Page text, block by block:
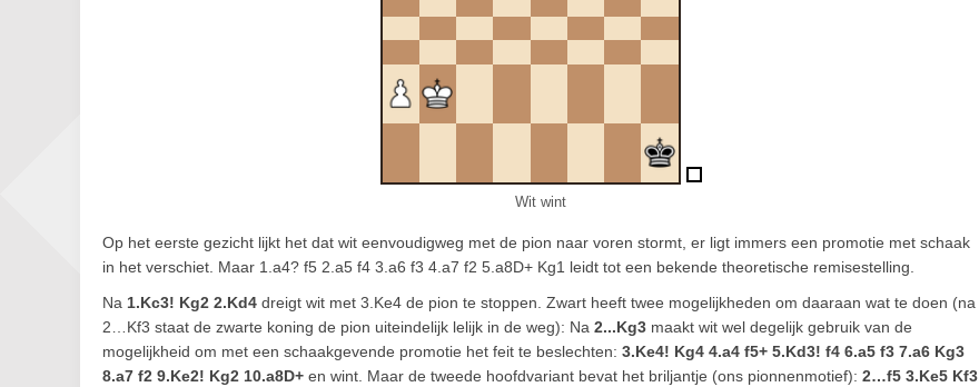
Wit wint
Op het eerste gezicht lijkt het dat wit eenvoudigweg met de pion naar voren stormt, er ligt immers een promotie met schaak
in het verschiet. Maar 1.a4? f5 2.a5 f4 3.a6 f3 4.a7 f2 5.a8D+ Kg1 leidt tot een bekende theoretische remisestelling.
Na 1.Kc3! Kg2 2.Kd4 dreigt wit met 3.Ke4 de pion te stoppen. Zwart heeft twee mogelijkheden om daaraan wat te doen (na
2…Kf3 staat de zwarte koning de pion uiteindelijk lelijk in de weg): Na 2...Kg3 maakt wit wel degelijk gebruik van de
mogelijkheid om met een schaakgevende promotie het feit te beslechten: 3.Ke4! Kg4 4.a4 f5+ 5.Kd3! f4 6.a5 f3 7.a6 Kg3
8.a7 f2 9.Ke2! Kg2 10.a8D+ en wint. Maar de tweede hoofdvariant bevat het briljantje (ons pionnenmotief): 2…f5 3.Ke5 Kf3